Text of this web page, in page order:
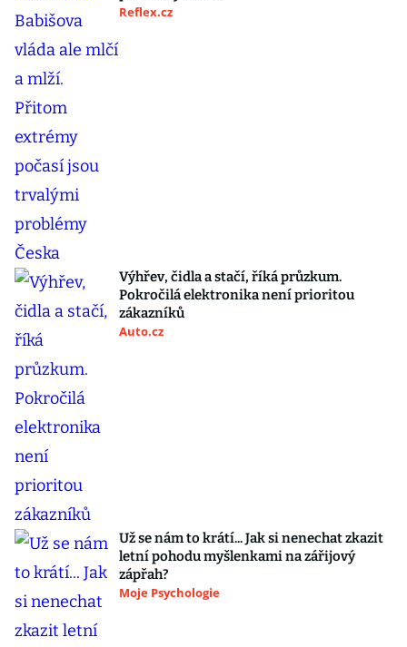
Reflex.cz
Výhřev, čidla a stačí, říká průzkum.
Pokročilá elektronika není prioritou
zákazníků
Auto.cz
Už se nám to krátí... Jak si nenechat zkazit
letní pohodu myšlenkami na zářijový
zápřah?
Moje Psychologie